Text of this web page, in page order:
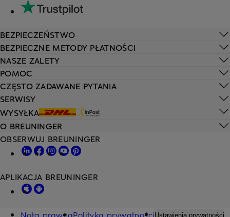
POMOC
CZĘSTO ZADAWANE PYTANIA
SERWISY
WYSYŁKA
BEZPIECZEŃSTWO
BEZPIECZNE METODY PŁATNOŚCI
NASZE ZALETY
O BREUNINGER
OBSERWUJ BREUNINGER
APLIKACJA BREUNINGER
Nota prawnaPolityka prywatnościUstawienia prywatności